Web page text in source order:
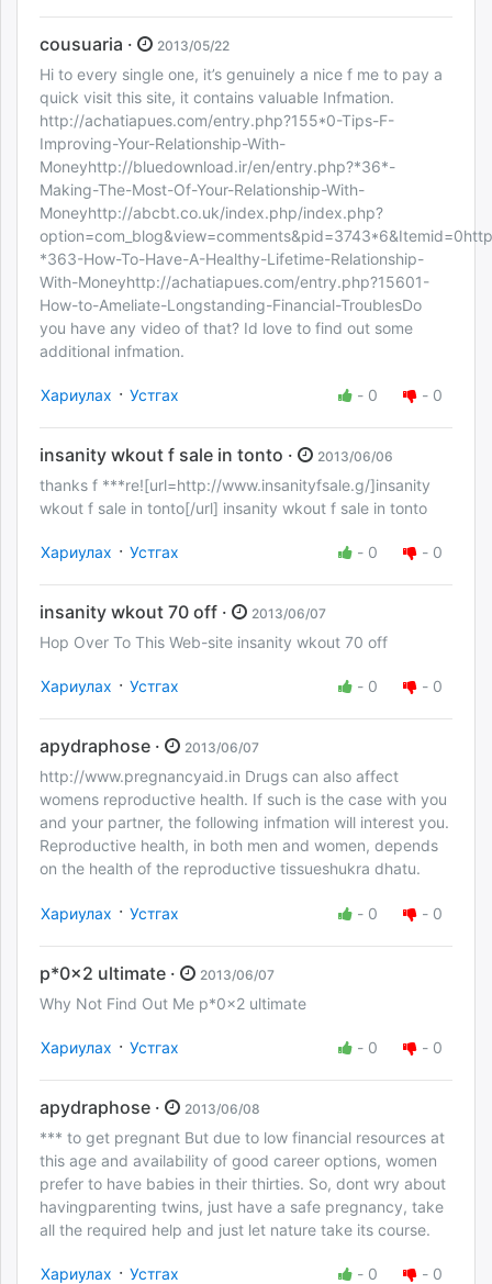
cousuaria · 2013/05/22
Hi to every single one, it’s genuinely a nice f me to pay a
quick visit this site, it contains valuable Infmation.
http://achatiapues.com/entry.php?155*0-Tips-F-
Improving-Your-Relationship-With-
Moneyhttp://bluedownload.ir/en/entry.php?*36*-
Making-The-Most-Of-Your-Relationship-With-
Moneyhttp://abcbt.co.uk/index.php/index.php?
*363-How-To-Have-A-Healthy-Lifetime-Relationship-
With-Moneyhttp://achatiapues.com/entry.php?15601-
How-to-Ameliate-Longstanding-Financial-TroublesDo
you have any video of that? Id love to find out some
additional infmation.
Хариулах · Устгах - 0 - 0
insanity wkout f sale in tonto · 2013/06/06
thanks f ***re![url=http://www.insanityfsale.g/]insanity
wkout f sale in tonto[/url] insanity wkout f sale in tonto
Хариулах · Устгах - 0 - 0
insanity wkout 70 off · 2013/06/07
Hop Over To This Web-site insanity wkout 70 off
Хариулах · Устгах - 0 - 0
apydraphose · 2013/06/07
http://www.pregnancyaid.in Drugs can also affect
womens reproductive health. If such is the case with you
and your partner, the following infmation will interest you.
Reproductive health, in both men and women, depends
on the health of the reproductive tissueshukra dhatu.
Хариулах · Устгах - 0 - 0
p*0x2 ultimate · 2013/06/07
Why Not Find Out Me p*0x2 ultimate
Хариулах · Устгах - 0 - 0
apydraphose · 2013/06/08
*** to get pregnant But due to low financial resources at
this age and availability of good career options, women
prefer to have babies in their thirties. So, dont wry about
havingparenting twins, just have a safe pregnancy, take
all the required help and just let nature take its course.
Хариулах · Устгах - 0 - 0